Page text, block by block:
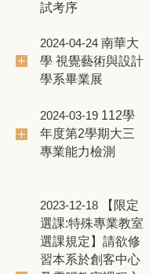
試考序
2024-04-24 南華大
學 視覺藝術與設計
學系畢業展
2024-03-19 112學
年度第2學期大三
專業能力檢測
2023-12-18
【限定
選課:特殊專業教室
選課規定】請欲修
習本系於創客中心